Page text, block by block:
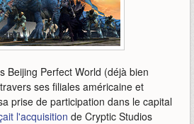
Beijing Perfect World (déjà bien
ses filiales américaine et
prise de participation dans le capital
l'acquisition de Cryptic Studios